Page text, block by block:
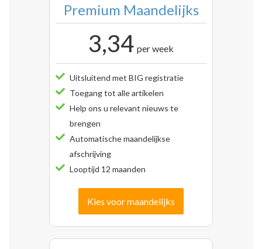
Premium Maandelijks
3,34 per week
Uitsluitend met BIG registratie
Toegang tot alle artikelen
Help ons u relevant nieuws te
brengen
Automatische maandelijkse
afschrijving
Looptijd 12 maanden
Kies voor maandelijks